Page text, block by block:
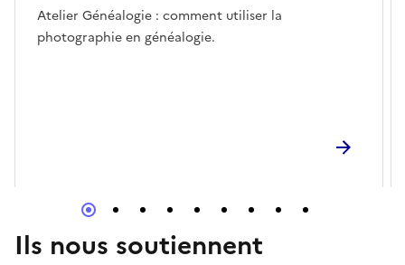
Atelier Généalogie : comment utiliser la
photographie en généalogie.
Ils nous soutiennent